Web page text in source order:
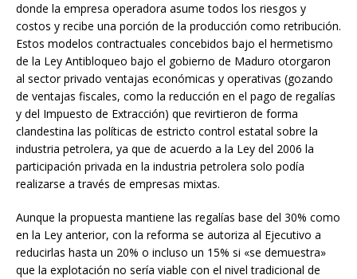
donde la empresa operadora asume todos los riesgos y
costos y recibe una porción de la producción como retribución.
Estos modelos contractuales concebidos bajo el hermetismo
de la Ley Antibloqueo bajo el gobierno de Maduro otorgaron
al sector privado ventajas económicas y operativas (gozando
de ventajas fiscales, como la reducción en el pago de regalías
y del Impuesto de Extracción) que revirtieron de forma
clandestina las políticas de estricto control estatal sobre la
industria petrolera, ya que de acuerdo a la Ley del 2006 la
participación privada en la industria petrolera solo podía
realizarse a través de empresas mixtas.
Aunque la propuesta mantiene las regalías base del 30% como
en la Ley anterior, con la reforma se autoriza al Ejecutivo a
reducirlas hasta un 20% o incluso un 15% si «se demuestra»
que la explotación no sería viable con el nivel tradicional de